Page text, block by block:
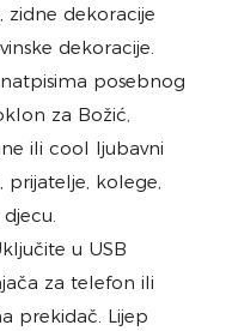
zidne dekoracije
dekoracije.
posebnog
za Božić,
ili cool ljubavni
kolege,
u USB
za telefon ili
prekidač. Lijep